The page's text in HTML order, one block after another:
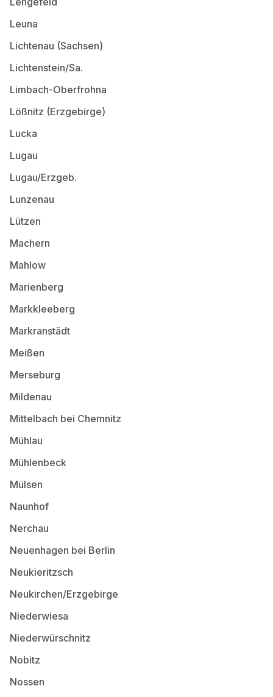
Leuna
Lichtenau (Sachsen)
Lichtenstein/Sa.
Limbach-Oberfrohna
Lößnitz (Erzgebirge)
Lucka
Lugau
Lugau/Erzgeb.
Lunzenau
Lützen
Machern
Mahlow
Marienberg
Markkleeberg
Markranstädt
Meißen
Merseburg
Mildenau
Mittelbach bei Chemnitz
Mühlau
Mühlenbeck
Mülsen
Naunhof
Nerchau
Neuenhagen bei Berlin
Neukieritzsch
Neukirchen/Erzgebirge
Niederwiesa
Niederwürschnitz
Nobitz
Nossen